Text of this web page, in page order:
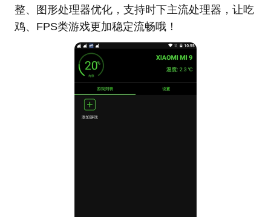
整、图形处理器优化，支持时下主流处理器，让吃
鸡、FPS类游戏更加稳定流畅哦！